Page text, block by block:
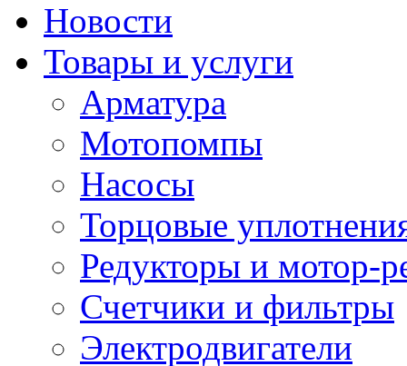
Новости
Товары и услуги
Арматура
Мотопомпы
Насосы
Торцовые
Редукторы и мотор-
Счетчики и фильтры
Электродвигатели